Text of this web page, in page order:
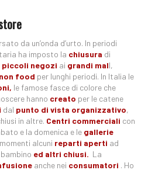
da un’onda d’urto. In periodi
ha imposto la chiusura di
piccoli negozi ai grandi mall,
non food per lunghi periodi. In Italia le
le famose fasce di colore che
hanno creato per le catene
dal punto di vista organizzativo,
in altre. Centri commerciali con
e la domenica e le gallerie
alcuni reparti aperti ad
ed altri chiusi. La
anche nei consumatori . Ho